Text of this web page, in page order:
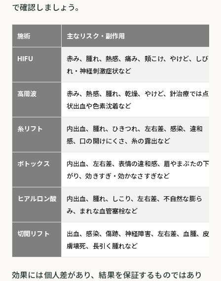
で確認しましょう。
施術 主なリスク・副作用
HIFU
赤み、腫れ、熱感、痛み、頬こけ、やけど、しび
れ・神経刺激症状など
高周波
赤み、熱感、腫れ、乾燥、やけど、針治療では点
状出血や色素沈着など
糸リフト
内出血、腫れ、ひきつれ、左右差、感染、違和
感、口の開けにくさ、糸の露出など
ボトックス
内出血、左右差、表情の違和感、眉やまぶたの下
がり、効きすぎ・効かなさすぎなど
ヒアルロン酸
内出血、腫れ、しこり、左右差、不自然な膨ら
み、まれな血管塞栓など
切開リフト
出血、感染、傷跡、神経障害、左右差、血腫、皮
膚壊死、長引く腫れなど
効果には個人差があり、結果を保証するものではあり